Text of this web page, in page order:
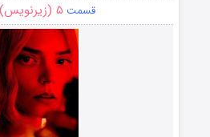
قسمت ۵ (زیرنویس)